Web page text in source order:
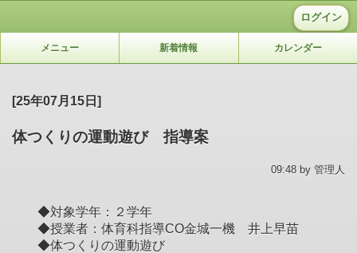
ログイン
メニュー 新着情報 カレンダー
[25年07月15日]
体つくりの運動遊び 指導案
09:48 by 管理人
◆対象学年：２学年
◆授業者：体育科指導CO金城一機 井上早苗
◆体つくりの運動遊び